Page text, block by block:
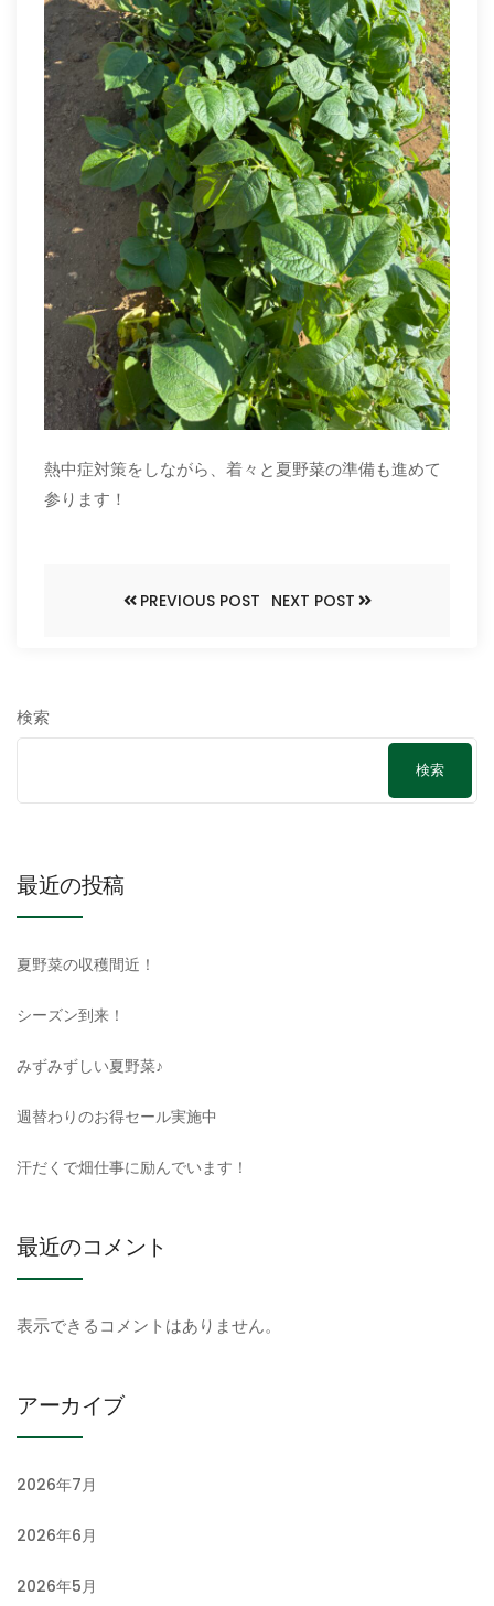
熱中症対策をしながら、着々と夏野菜の準備も進めて
参ります！
PREVIOUS POST NEXT POST
検索
検索
最近の投稿
夏野菜の収穫間近！
シーズン到来！
みずみずしい夏野菜♪
週替わりのお得セール実施中
汗だくで畑仕事に励んでいます！
最近のコメント
表示できるコメントはありません。
アーカイブ
2026年7月
2026年6月
2026年5月